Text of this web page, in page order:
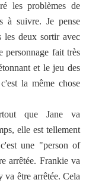
les problèmes de
à suivre. Je pense
les deux sortir avec
personnage fait très
et le jeu des
la même chose
que Jane va
elle est tellement
une "person of
arrêtée. Frankie va
va être arrêtée. Cela